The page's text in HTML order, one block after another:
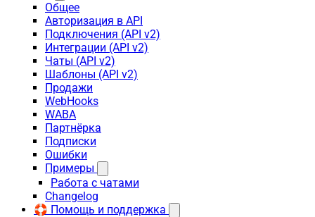
Общее
Авторизация в API
Подключения (API v2)
Интеграции (API v2)
Чаты (API v2)
Шаблоны (API v2)
Продажи
WebHooks
WABA
Партнёрка
Подписки
Ошибки
Примеры
Работа с чатами
Changelog
🛟 Помощь и поддержка